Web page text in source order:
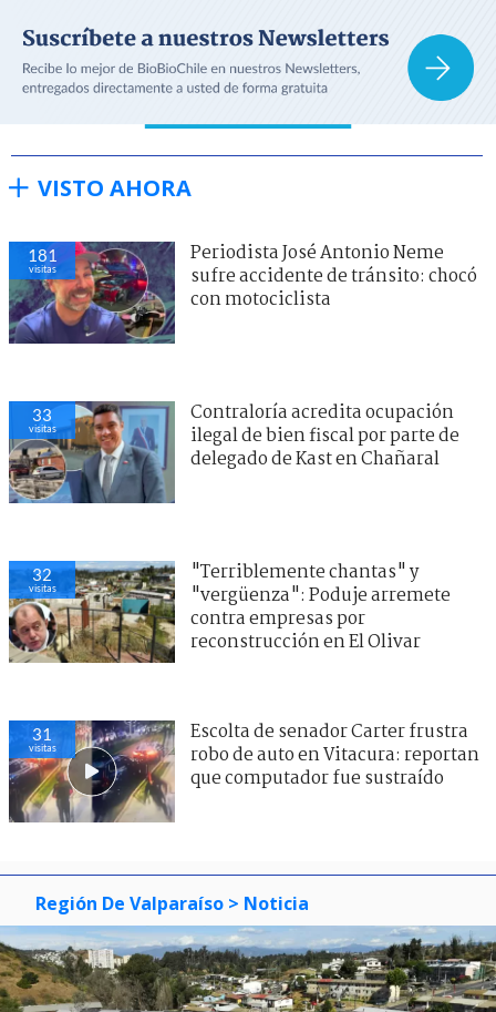
VISTO AHORA
181
visitas
Periodista José Antonio Neme
sufre accidente de tránsito: chocó
con motociclista
33
visitas
Contraloría acredita ocupación
ilegal de bien fiscal por parte de
delegado de Kast en Chañaral
32
visitas
"Terriblemente chantas" y
"vergüenza": Poduje arremete
contra empresas por
reconstrucción en El Olivar
31
visitas
Escolta de senador Carter frustra
robo de auto en Vitacura: reportan
que computador fue sustraído
Región De Valparaíso > Noticia